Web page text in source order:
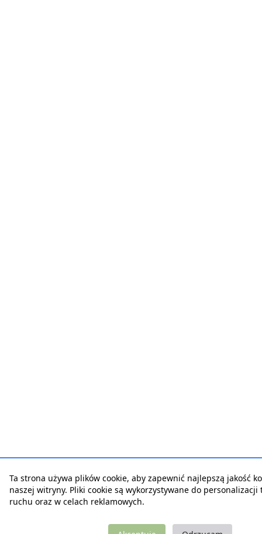
Ta strona używa plików cookie, aby zapewnić najlepszą jakość
naszej witryny. Pliki cookie są wykorzystywane do personalizacji
ruchu oraz w celach reklamowych.